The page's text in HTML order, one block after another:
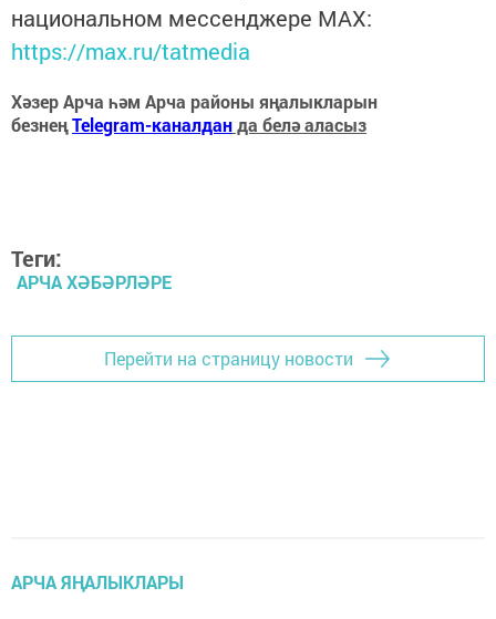
национальном мессенджере MАХ:
https://max.ru/tatmedia
Хәзер Арча һәм Арча районы яңалыкларын
безнеңTelegram-каналданда белә аласыз
Теги:
АРЧА ХӘБӘРЛӘРЕ
Перейти на страницу новости
АРЧА ЯҢАЛЫКЛАРЫ